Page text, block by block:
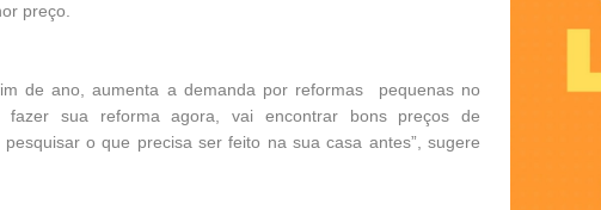
preço.
de ano, aumenta a demanda por reformas pequenas no
fazer sua reforma agora, vai encontrar bons preços de
o que precisa ser feito na sua casa antes”, sugere